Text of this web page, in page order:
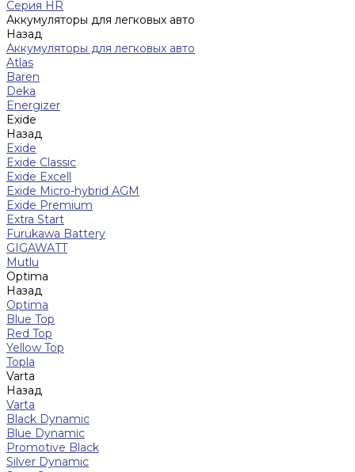
Серия HR
Аккумуляторы для легковых авто
Назад
Аккумуляторы для легковых авто
Atlas
Baren
Deka
Energizer
Exide
Назад
Exide
Exide Classic
Exide Excell
Exide Micro-hybrid AGM
Exide Premium
Extra Start
Furukawa Battery
GIGAWATT
Mutlu
Optima
Назад
Optima
Blue Top
Red Top
Yellow Top
Topla
Varta
Назад
Varta
Black Dynamic
Blue Dynamic
Promotive Black
Silver Dynamic